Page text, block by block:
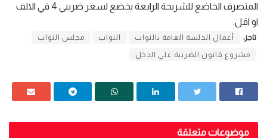
المتصرف الخاضع للشريحة الرابعة يخضع لسعر ضريبي 4 في الالف
او اقل.
تاجز: أعمال الجلسة العامة بالنواب النواب مجلس النواب
مشروع قانون الضريبة علي الدخل
موضوعات متعلقة